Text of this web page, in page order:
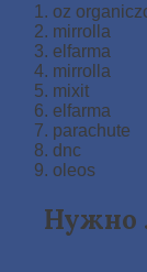
oz
mirrolla
elfarma
mirrolla
mixit
elfarma
parachute
dnc
oleos
Нужно